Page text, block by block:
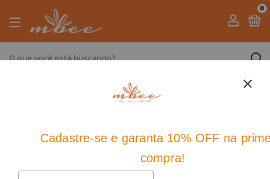
0
Cadastre-see garanta 10% OFF na
compra!